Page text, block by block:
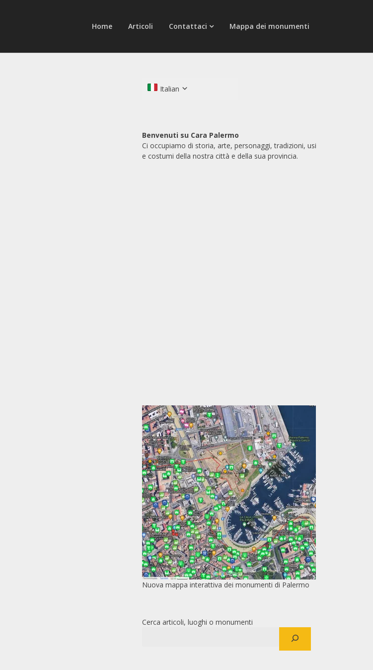
Home Articoli Contattaci Mappa dei monumenti
Italian
Benvenuti su Cara Palermo
Ci occupiamo di storia, arte, personaggi, tradizioni, usi
e costumi della nostra città e della sua provincia.
Nuova mappa interattiva dei monumenti di Palermo
Cerca articoli, luoghi o monumenti